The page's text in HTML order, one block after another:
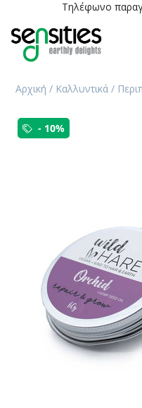
Τηλέφωνο
Αρχική / Καλλυντικά /
- 10%